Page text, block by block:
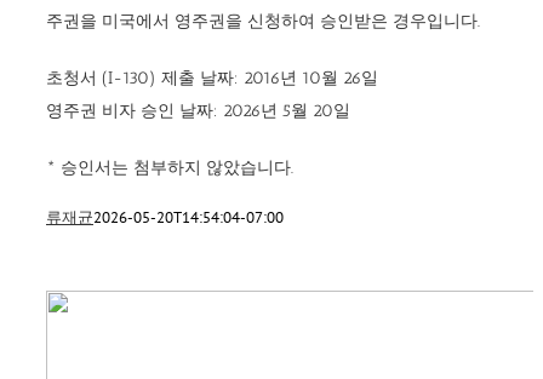
주권을 미국에서 영주권을 신청하여 승인받은 경우입니다.
초청서 (I-130) 제출 날짜: 2016년 10월 26일
영주권 비자 승인 날짜: 2026년 5월 20일
* 승인서는 첨부하지 않았습니다.
류재균2026-05-20T14:54:04-07:00